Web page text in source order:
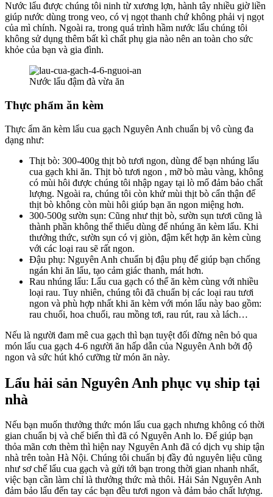
Nước lẩu được chúng tôi ninh từ xương lợn, hành tây nhiều giờ liền
giúp nước dùng trong veo, có vị ngọt thanh chứ không phải vị ngọt
của mì chính. Ngoài ra, trong quá trình hầm nước lẩu chúng tôi
không sử dụng thêm bất kì chất phụ gia nào nên an toàn cho sức
khỏe của bạn và gia đình.
Nước lẩu đậm đà vừa ăn
Thực phẩm ăn kèm
Thực ẩm ăn kèm lẩu cua gạch Nguyên Anh chuẩn bị vô cùng đa
dạng như:
Thịt bò: 300-400g thịt bò tươi ngon, dùng để bạn nhúng lẩu
cua gạch khi ăn. Thịt bò tươi ngon , mỡ bò màu vàng, không
có mùi hôi được chúng tôi nhập ngay tại lò mổ đảm bảo chất
lượng. Ngoài ra, chúng tôi còn khử mùi thịt bò cẩn thận để
thịt bò không còn mùi hôi giúp bạn ăn ngon miệng hơn.
300-500g sườn sụn: Cũng như thịt bò, sườn sụn tươi cũng là
thành phần không thể thiếu dùng để nhúng ăn kèm lẩu. Khi
thưởng thức, sườn sụn có vị giòn, đậm kết hợp ăn kèm cùng
với các loại rau sẽ rất ngon.
Đậu phụ: Nguyên Anh chuẩn bị đậu phụ để giúp bạn chống
ngán khi ăn lẩu, tạo cảm giác thanh, mát hơn.
Rau nhúng lẩu: Lẩu cua gạch có thể ăn kèm cùng với nhiều
loại rau. Tuy nhiên, chúng tôi đã chuẩn bị các loại rau tươi
ngon và phù hợp nhất khi ăn kèm với món lẩu này bao gồm:
rau chuối, hoa chuối, rau mồng tơi, rau rút, rau xà lách…
Nếu là người đam mê cua gạch thì bạn tuyệt đối đừng nên bỏ qua
món lẩu cua gạch 4-6 người ăn hấp dẫn của Nguyên Anh bởi độ
ngon và sức hút khó cưỡng từ món ăn này.
Lẩu hải sản Nguyên Anh phục vụ ship tại
nhà
Nếu bạn muốn thưởng thức món lẩu cua gạch nhưng không có thời
gian chuẩn bị và chế biến thì đã có Nguyên Anh lo. Để giúp bạn
thỏa mãn cơn thèm thì hiện nay Nguyên Anh đã có dịch vụ ship tận
nhà trên toàn Hà Nội. Chúng tôi chuẩn bị đầy đủ nguyên liệu cũng
như sơ chế lẩu cua gạch và gửi tới bạn trong thời gian nhanh nhất,
việc bạn cần làm chỉ là thưởng thức mà thôi. Hải Sản Nguyên Anh
đảm bảo lẩu đến tay các bạn đều tươi ngon và đảm bảo chất lượng.